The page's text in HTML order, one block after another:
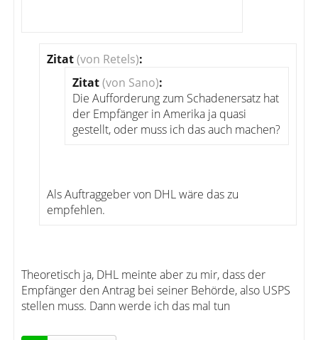
Zitat(von Retels):
Zitat(von Sano):
Die Aufforderung zum Schadenersatz hat
der Empfänger in Amerika ja quasi
gestellt, oder muss ich das auch machen?
Als Auftraggeber von DHL wäre das zu
empfehlen.
Theoretisch ja, DHL meinte aber zu mir, dass der
Empfänger den Antrag bei seiner Behörde, also USPS
stellen muss. Dann werde ich das mal tun